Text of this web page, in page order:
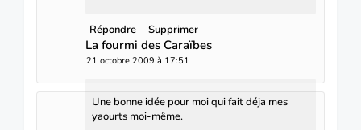
Répondre Supprimer
La fourmi des Caraïbes
21 octobre 2009 à 17:51
Une bonne idée pour moi qui fait déja mes
yaourts moi-même.